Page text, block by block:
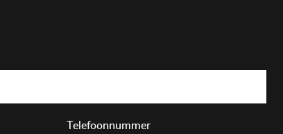
Telefoonnummer